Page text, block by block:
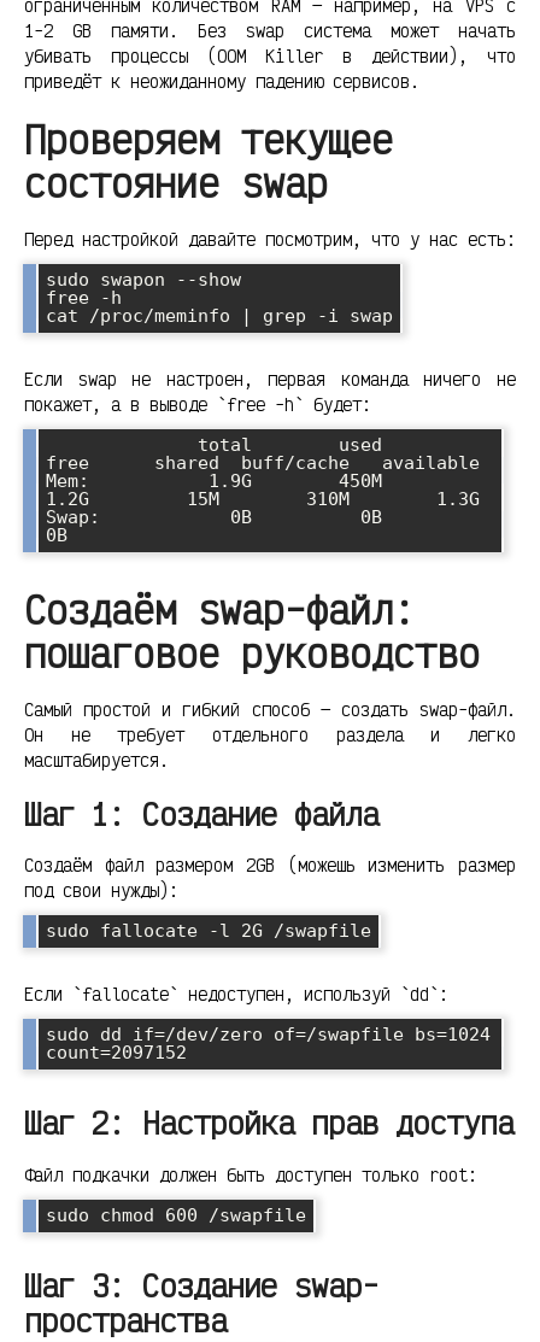
ограниченным количеством RAM — например, на VPS с
1-2 GB памяти. Без swap система может начать
убивать процессы (OOM Killer в действии), что
приведёт к неожиданному падению сервисов.
Проверяем текущее
состояние swap
Перед настройкой давайте посмотрим, что у нас есть:
sudo swapon --show
free -h
cat /proc/meminfo | grep -i swap
Если swap не настроен, первая команда ничего не
покажет, а в выводе `free -h` будет:
free      shared  buff/cache   available
Mem:           1.9G        450M
1.2G         15M        310M        1.3G
Swap:            0B          0B
0B
Создаём swap-файл:
пошаговое руководство
Самый простой и гибкий способ — создать swap-файл.
Он не требует отдельного раздела и легко
масштабируется.
Шаг 1: Создание файла
Создаём файл размером 2GB (можешь изменить размер
под свои нужды):
sudo fallocate -l 2G /swapfile
Если `fallocate` недоступен, используй `dd`:
sudo dd if=/dev/zero of=/swapfile bs=1024
count=2097152
Шаг 2: Настройка прав доступа
Файл подкачки должен быть доступен только root:
sudo chmod 600 /swapfile
Шаг 3: Создание swap-
пространства